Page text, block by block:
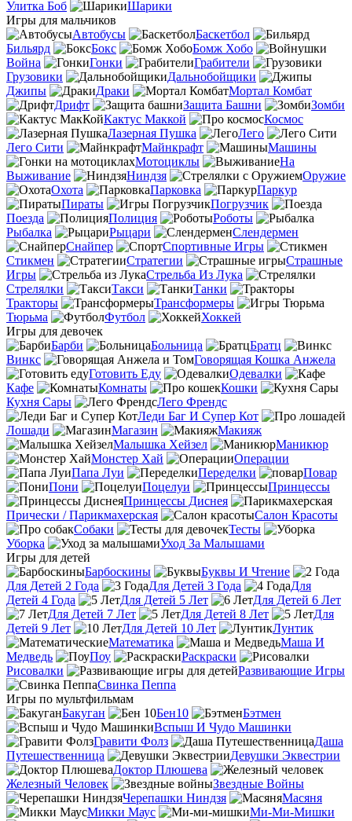
Улитка Боб
Шарики
Игры для мальчиков
Автобусы
Баскетбол
Бильярд
Бокс
Бомж Хобо
Война
Гонки
Грабители
Грузовики
Дальнобойщики
Джипы
Драки
Мортал Комбат
Дрифт
Защита Башни
Зомби
Кактус Маккой
Космос
Лазерная Пушка
Лего
Лего Сити
Майнкрафт
Машины
Мотоциклы
На
Выживание
Ниндзя
Оружие
Охота
Парковка
Паркур
Пираты
Погрузчик
Поезда
Полиция
Роботы
Рыбалка
Рыцари
Слендермен
Снайпер
Спортивные Игры
Стикмен
Стратегии
Страшные
Игры
Стрельба Из Лука
Стрелялки
Такси
Танки
Тракторы
Трансформеры
Тюрьма
Футбол
Хоккей
Игры для девочек
Барби
Больница
Братц
Винкс
Говорящая Кошка Анжела
Готовить Еду
Одевалки
Кафе
Комнаты
Кошки
Кухня Сары
Лего Френдс
Леди Баг И Супер Кот
Лошади
Магазин
Макияж
Малышка Хейзел
Маникюр
Монстер Хай
Операции
Папа Луи
Переделки
Повар
Пони
Поцелуи
Принцессы
Принцессы Диснея
Прически / Парикмахерская
Салон Красоты
Собаки
Тесты
Уборка
Уход За Малышами
Игры для детей
Барбоскины
Буквы И Чтение
Для Детей 2 Года
Для Детей 3 Года
Для
Детей 4 Года
Для Детей 5 Лет
Для Детей 6 Лет
Для Детей 7 Лет
Для Детей 8 Лет
Для
Детей 9 Лет
Для Детей 10 Лет
Лунтик
Математика
Маша И
Медведь
Поу
Раскраски
Рисовалки
Развивающие Игры
Свинка Пеппа
Игры по мультфильмам
Бакуган
Бен10
Бэтмен
Вспыш И Чудо Машинки
Гравити Фолз
Даша
Путешественница
Девушки Эквестрии
Доктор Плюшева
Железный Человек
Звездные Войны
Черепашки Ниндзя
Масяня
Микки Маус
Ми-Ми-Мишки